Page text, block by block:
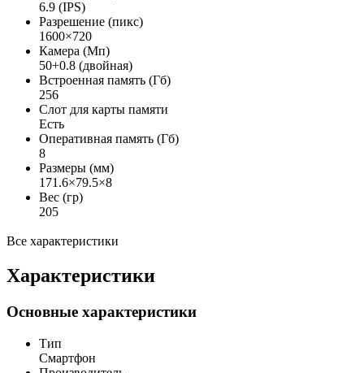
6.9 (IPS)
Разрешение (пикс)
1600×720
Камера (Мп)
50+0.8 (двойная)
Встроенная память (Гб)
256
Слот для карты памяти
Есть
Оперативная память (Гб)
8
Размеры (мм)
171.6×79.5×8
Вес (гр)
205
Все характеристики
Характеристики
Основные характеристики
Тип
Смартфон